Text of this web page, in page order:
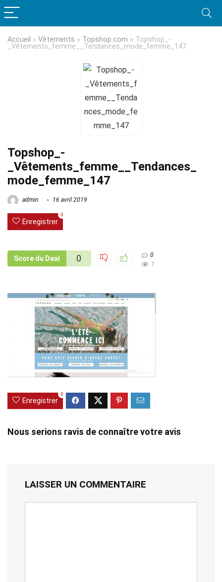
Accueil » Vêtements » Topshop.com » Topshop_-
_Vêtements_femme__Tendances_mode_femme​_147
Topshop_-
_Vêtements_femme__Tendances_
mode_femme​_147
admin 16 avril 2019
Enregistrer
0
Score du Deal 0
0
1
Enregistrer
0
Nous serions ravis de connaître votre avis
LAISSER UN COMMENTAIRE